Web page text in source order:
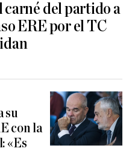
carné del partido a
ERE por el TC
su
con la
«Es